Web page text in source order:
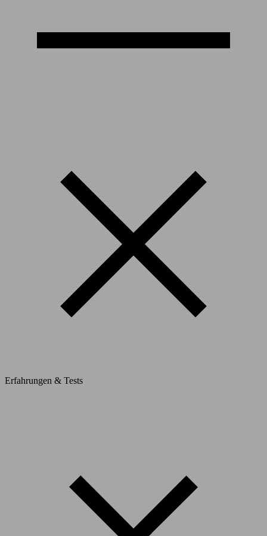
Erfahrungen & Tests